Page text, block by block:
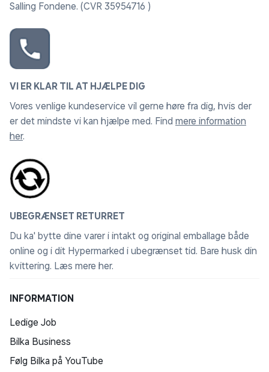
Salling Fondene. (CVR 35954716 )
VI ER KLAR TIL AT HJÆLPE DIG
Vores venlige kundeservice vil gerne høre fra dig, hvis der
er det mindste vi kan hjælpe med. Find mere information
her.
UBEGRÆNSET RETURRET
Du ka' bytte dine varer i intakt og original emballage både
online og i dit Hypermarked i ubegrænset tid. Bare husk din
kvittering. Læs mere her.
INFORMATION
Ledige Job
Bilka Business
Følg Bilka på YouTube